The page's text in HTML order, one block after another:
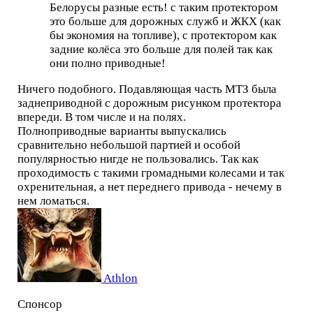
Белорусы разные есть! с таким протектором
это больше для дорожных служб и ЖКХ (как
бы экономия на топливе), с протектором как
задние колёса это больше для полей так как
они полно приводные!
Ничего подобного. Подавляющая часть МТЗ была
заднеприводной с дорожным рисунком протектора
впереди. В том числе и на полях.
Полноприводные варианты выпускались
сравнительно небольшой партией и особой
популярностью нигде не пользовались. Так как
проходимость с такими громадными колесами и так
охренительная, а нет переднего привода - нечему в
нем ломаться.
Athlon
Спонсор